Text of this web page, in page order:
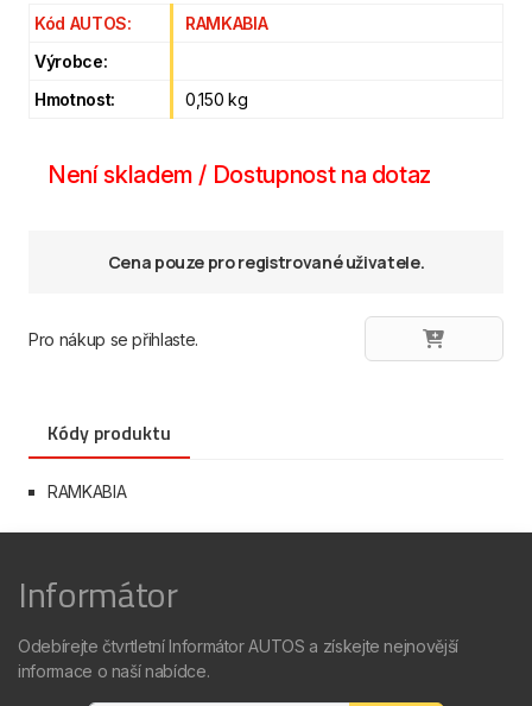
Kód AUTOS:
RAMKABIA
Výrobce:
Hmotnost:
0,150 kg
Není skladem / Dostupnost na dotaz
Cena pouze pro registrované uživatele.
Pro nákup se přihlaste.
Kódy produktu
RAMKABIA
Informátor
Odebírejte čtvrtletní Informátor AUTOS a získejte nejnovější
informace o naší nabídce.